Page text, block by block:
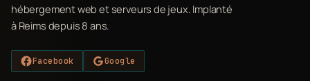
hébergement web et serveurs de jeux. Implanté
à Reims depuis 8 ans.
Facebook Google